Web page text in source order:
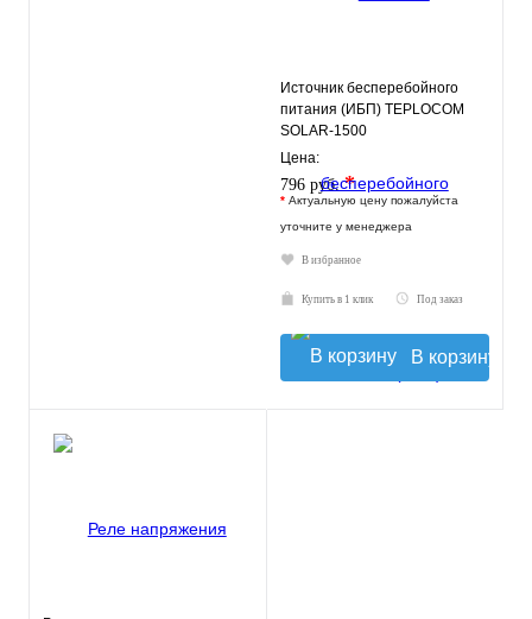
Источник бесперебойного
питания (ИБП) TEPLOCOM
SOLAR-1500
Цена:
796 руб.*
* Актуальную цену пожалуйста
уточните у менеджера
В избранное
Купить в 1 клик Под заказ
В корзину